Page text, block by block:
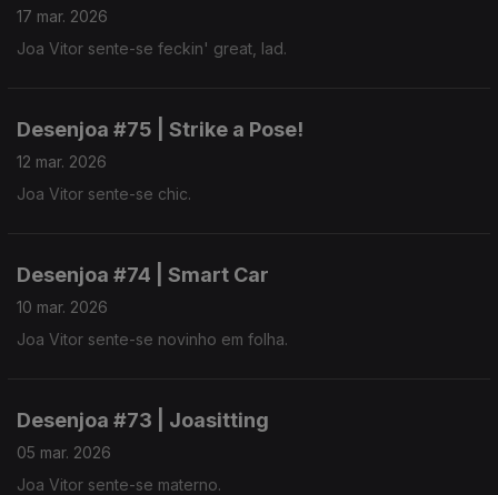
17 mar. 2026
Joa Vitor sente-se feckin' great, lad.
Desenjoa #75 | Strike a Pose!
12 mar. 2026
Joa Vitor sente-se chic.
Desenjoa #74 | Smart Car
10 mar. 2026
Joa Vitor sente-se novinho em folha.
Desenjoa #73 | Joasitting
05 mar. 2026
Joa Vitor sente-se materno.